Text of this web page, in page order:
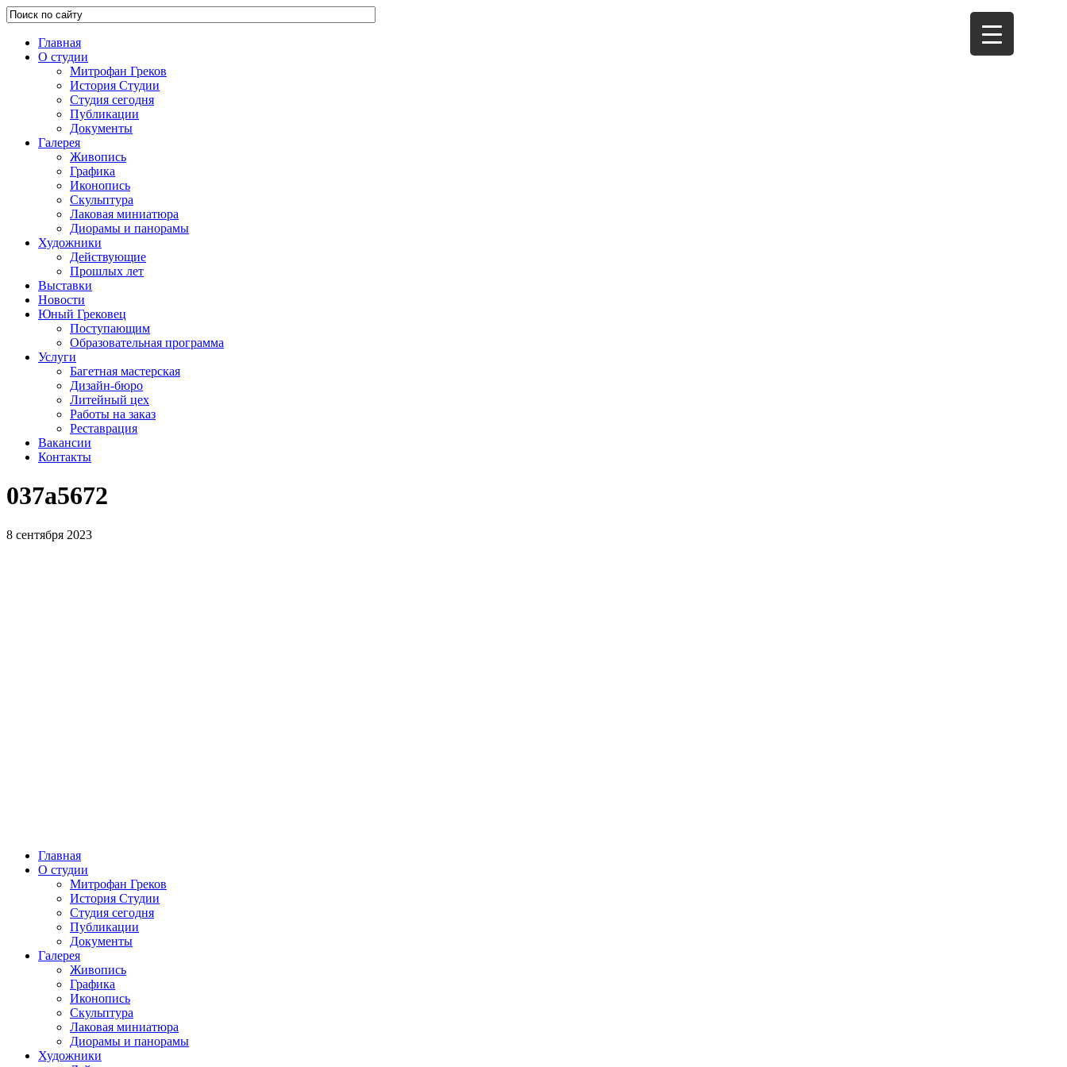
Главная
О студии
Митрофан Греков
История Студии
Студия сегодня
Публикации
Документы
Галерея
Живопись
Графика
Иконопись
Скульптура
Лаковая миниатюра
Диорамы и панорамы
Художники
Действующие
Прошлых лет
Выставки
Новости
Юный Грековец
Поступающим
Образовательная программа
Услуги
Багетная мастерская
Дизайн-бюро
Литейный цех
Работы на заказ
Реставрация
Вакансии
Контакты
037a5672
8 сентября 2023
Главная
О студии
Митрофан Греков
История Студии
Студия сегодня
Публикации
Документы
Галерея
Живопись
Графика
Иконопись
Скульптура
Лаковая миниатюра
Диорамы и панорамы
Художники